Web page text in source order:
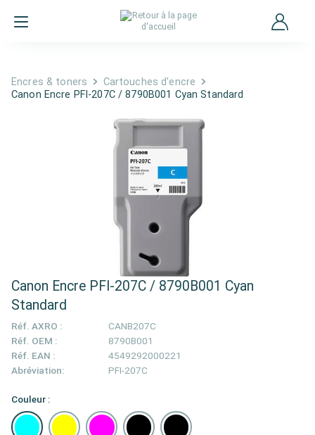
Encres & toners
Cartouches d'encre
Canon Encre PFI-207C / 8790B001 Cyan Standard
Canon Encre PFI-207C / 8790B001 Cyan
Standard
Réf. AXRO :
CANB207C
Réf. OEM :
8790B001
Réf. EAN :
4549292000221
Abréviation:
PFI-207C
Couleur :